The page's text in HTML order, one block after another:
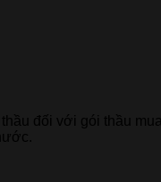
đối với gói thầu